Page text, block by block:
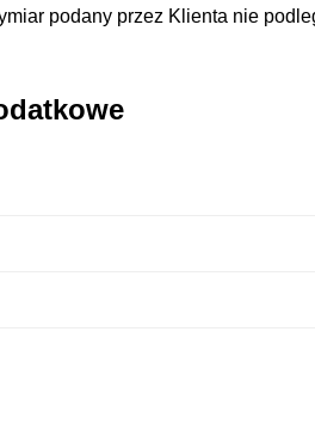
podany przez Klienta nie